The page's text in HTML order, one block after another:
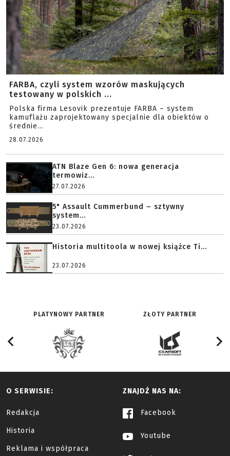
FARBA, czyli system wzorów maskujących
testowany w polskich ...
Polska firma Lesovik prezentuje FARBA – system
kamuflażu zaprojektowany specjalnie dla obiektów o
średnie...
28.07.2026
ATN Blaze Gen 6: nowa generacja
termowiz...
27.07.2026
5" Assault Cummerbund – sztywny
system...
23.07.2026
Historia multitoola w nowej książce Ti...
23.07.2026
PLATYNOWY PARTNER ZŁOTY PARTNER
O SERWISIE:
Redakcja
Historia
Reklama i współpraca
ZNAJDŹ NAS NA:
Facebook
Youtube